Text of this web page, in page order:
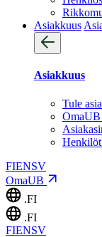
Asiakkuus
Asiakkuus
Tule
OmaUB
FIENSV
OmaUB
.FI
.FI
FIENSV